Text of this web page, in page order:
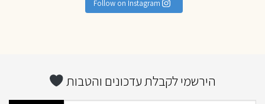
Follow on Instagram
הירשמי לקבלת עדכונים והטבות